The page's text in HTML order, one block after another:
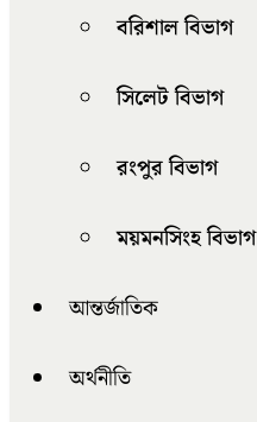
বরিশাল বিভাগ
সিলেট বিভাগ
রংপুর বিভাগ
ময়মনসিংহ বিভাগ
আন্তর্জাতিক
অর্থনীতি